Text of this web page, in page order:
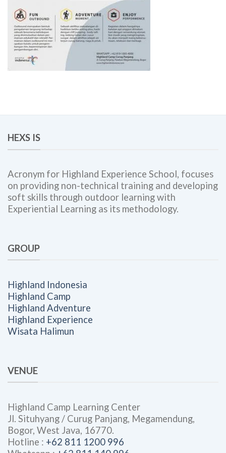
HEXS IS
Acronym for Highland Experience School, focuses
on providing non-technical training and developing
soft skills through outdoor learning with
Experiential Learning as its methodology.
GROUP
Highland Indonesia
Highland Camp
Highland Adventure
Highland Experience
Wisata Halimun
VENUE
Highland Camp Learning Center
Jl. Situhyang / Curug Panjang, Megamendung,
Bogor, West Java, 16770.
Hotline : +62 811 1200 996